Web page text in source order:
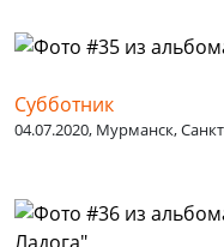
Субботник
04.07.2020, Мурманск,